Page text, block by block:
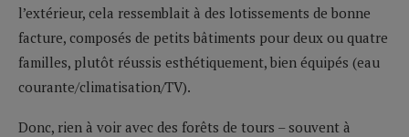
l’extérieur, cela ressemblait à des lotissements de bonne
facture, composés de petits bâtiments pour deux ou quatre
familles, plutôt réussis esthétiquement, bien équipés (eau
courante/climatisation/TV).
Donc, rien à voir avec des forêts de tours – souvent à